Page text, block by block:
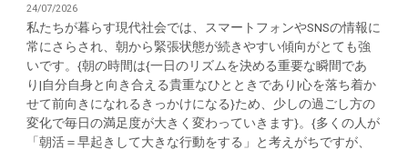
24/07/2026
私たちが暮らす現代社会では、スマートフォンやSNSの情報に
常にさらされ、朝から緊張状態が続きやすい傾向がとても強
いです。{朝の時間は{一日のリズムを決める重要な瞬間であ
り|自分自身と向き合える貴重なひとときであり|心を落ち着か
せて前向きになれるきっかけになる}ため、少しの過ごし方の
変化で毎日の満足度が大きく変わっていきます}。{多くの人が
「朝活＝早起きして大きな行動をする」と考えがちですが、